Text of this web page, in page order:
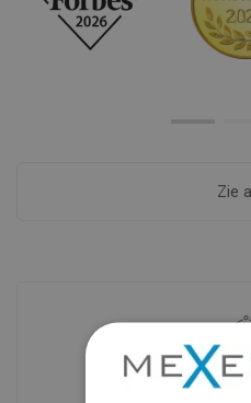
Zie
Een modern